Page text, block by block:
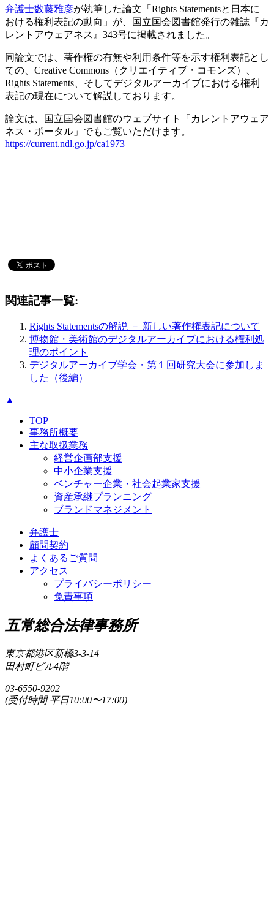
弁護士数藤雅彦が執筆した論文「Rights Statementsと日本に
おける権利表記の動向」が、国立国会図書館発行の雑誌『カ
レントアウェアネス』343号に掲載されました。
同論文では、著作権の有無や利用条件等を示す権利表記とし
ての、Creative Commons（クリエイティブ・コモンズ）、
Rights Statements、そしてデジタルアーカイブにおける権利
表記の現在について解説しております。
論文は、国立国会図書館のウェブサイト「カレントアウェア
ネス・ポータル」でもご覧いただけます。
https://current.ndl.go.jp/ca1973
関連記事一覧:
Rights Statementsの解説 － 新しい著作権表記について
博物館・美術館のデジタルアーカイブにおける権利処
理のポイント
デジタルアーカイブ学会・第１回研究大会に参加しま
した（後編）
▲
TOP
事務所概要
主な取扱業務
経営企画部支援
中小企業支援
ベンチャー企業・社会起業家支援
資産承継プランニング
ブランドマネジメント
弁護士
顧問契約
よくあるご質問
アクセス
プライバシーポリシー
免責事項
五常総合法律事務所
東京都港区新橋3-3-14
田村町ビル4階
03-6550-9202
(受付時間 平日10:00〜17:00)